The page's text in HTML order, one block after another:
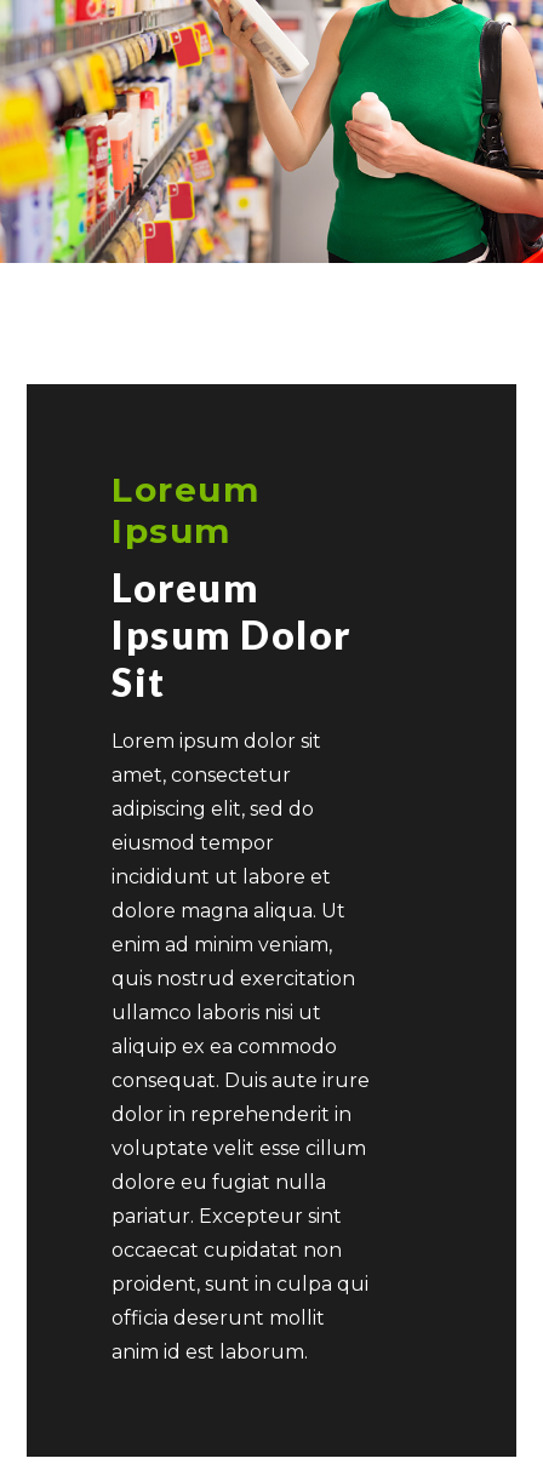
Loreum
Ipsum
Loreum
Ipsum Dolor
Sit
Lorem ipsum dolor sit
amet, consectetur
adipiscing elit, sed do
eiusmod tempor
incididunt ut labore et
dolore magna aliqua. Ut
enim ad minim veniam,
quis nostrud exercitation
ullamco laboris nisi ut
aliquip ex ea commodo
consequat. Duis aute irure
dolor in reprehenderit in
voluptate velit esse cillum
dolore eu fugiat nulla
pariatur. Excepteur sint
occaecat cupidatat non
proident, sunt in culpa qui
officia deserunt mollit
anim id est laborum.